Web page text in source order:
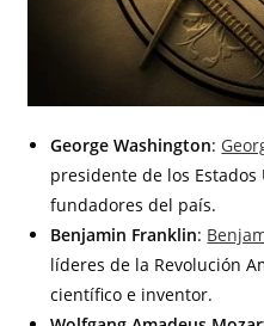
George Washington:
presidente de los
fundadores del país.
Benjamin Franklin:
líderes de la Revolución
científico e inventor.